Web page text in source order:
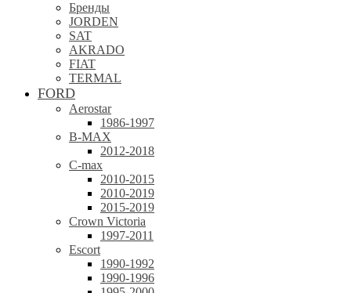
Бренды
JORDEN
SAT
AKRADO
FIAT
TERMAL
FORD
Aerostar
1986-1997
B-MAX
2012-2018
C-max
2010-2015
2010-2019
2015-2019
Crown Victoria
1997-2011
Escort
1990-1992
1990-1996